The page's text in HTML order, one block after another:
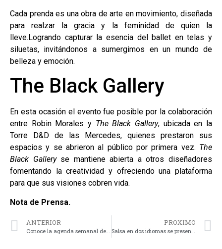
Cada prenda es una obra de arte en movimiento, diseñada
para realzar la gracia y la feminidad de quien la
lleve.Logrando capturar la esencia del ballet en telas y
siluetas, invitándonos a sumergimos en un mundo de
belleza y emoción.
The Black Gallery
En esta ocasión el evento fue posible por la colaboración
entre Robin Morales y The Black Gallery, ubicada en la
Torre D&D de las Mercedes, quienes prestaron sus
espacios y se abrieron al público por primera vez. The
Black Galleryse mantiene abierta a otros diseñadores
fomentando la creatividad y ofreciendo una plataforma
para que sus visiones cobren vida.
Nota de Prensa.
ANTERIOR
Conoce la agenda semanal del Centro Cultural Chacao
PROXIMO
Salsa en dos idiomas se presenta en el CVA Las Mercedes y en la Asociación Cultural Humboldt